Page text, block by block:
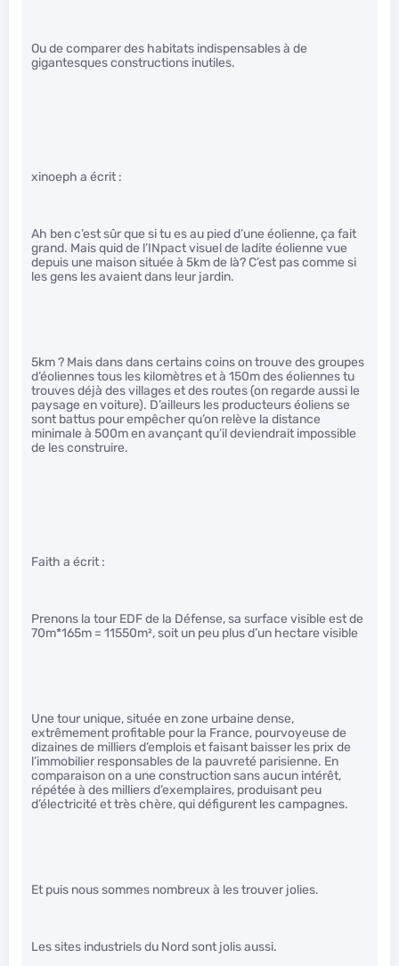
Ou de comparer des habitats indispensables à de
gigantesques constructions inutiles.
xinoeph a écrit :
Ah ben c’est sûr que si tu es au pied d’une éolienne, ça fait
grand. Mais quid de l’INpact visuel de ladite éolienne vue
depuis une maison située à 5km de là? C’est pas comme si
les gens les avaient dans leur jardin.
5km ? Mais dans dans certains coins on trouve des groupes
d’éoliennes tous les kilomètres et à 150m des éoliennes tu
trouves déjà des villages et des routes (on regarde aussi le
paysage en voiture). D’ailleurs les producteurs éoliens se
sont battus pour empêcher qu’on relève la distance
minimale à 500m en avançant qu’il deviendrait impossible
de les construire.
Faith a écrit :
Prenons la tour EDF de la Défense, sa surface visible est de
70m*165m = 11550m², soit un peu plus d’un hectare visible
Une tour unique, située en zone urbaine dense,
extrêmement profitable pour la France, pourvoyeuse de
dizaines de milliers d’emplois et faisant baisser les prix de
l’immobilier responsables de la pauvreté parisienne. En
comparaison on a une construction sans aucun intérêt,
répétée à des milliers d’exemplaires, produisant peu
d’électricité et très chère, qui défigurent les campagnes.
Et puis nous sommes nombreux à les trouver jolies.
Les sites industriels du Nord sont jolis aussi.